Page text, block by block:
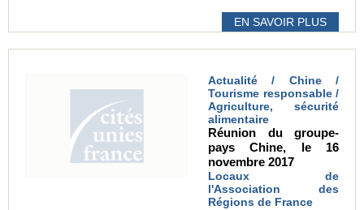
EN SAVOIR PLUS
Actualité / Chine /
Tourisme responsable /
Agriculture, sécurité
alimentaire
Réunion du groupe-
pays Chine, le 16
novembre 2017
Locaux de
l'Association des
Régions de France